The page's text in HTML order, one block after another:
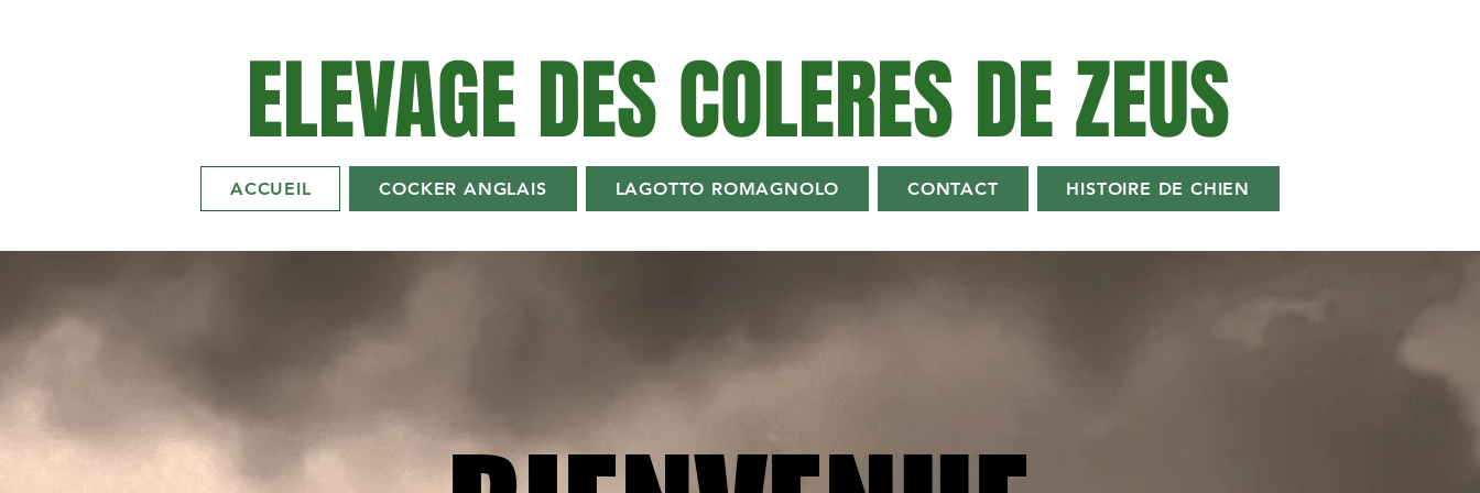
ELEVAGE DES COLERES DE ZEUS
ACCUEIL COCKER ANGLAIS LAGOTTO ROMAGNOLO CONTACT HISTOIRE DE CHIEN